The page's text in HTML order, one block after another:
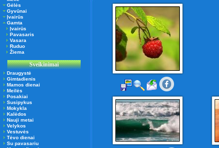
Gėlės
Gyvūnai
Įvairūs
Gamta
Įvairūs
Pavasaris
Vasara
Ruduo
Žiema
Sveikinimai
Draugystė
Gimtadienis
Mamos dienai
Meilės
Posakiai
Susipykus
Mokykla
Kalėdos
Nauji metai
Velykos
Vestuvės
Tėvo dienai
Su pavasariu